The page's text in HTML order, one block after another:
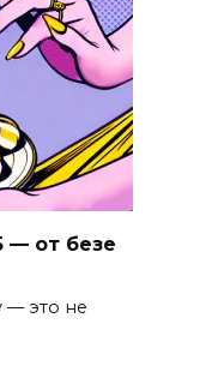
— от безе
— это не